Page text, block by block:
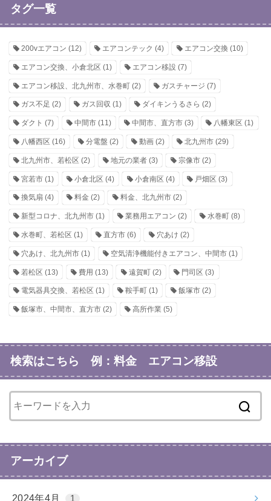
タグ一覧
200vエアコン (12) エアコンテック (4) エアコン交換 (10)
エアコン交換、小倉北区 (1) エアコン移設 (7)
エアコン移設、北九州市、水巻町 (2) ガスチャージ (7)
ガス不足 (2) ガス回収 (1) ダイキンうるさら (2)
ダクト (7) 中間市(11) 中間市、直方市(3) 八幡東区 (1)
八幡西区 (16) 分電盤 (2) 動画(2) 北九州市 (29)
北九州市、若松区 (2) 地元の業者(3) 宗像市(2)
宮若市 (1) 小倉北区 (4) 小倉南区 (4) 戸畑区 (3)
換気扇 (4) 料金 (2) 料金、北九州市(2)
新型コロナ、北九州市 (1) 業務用エアコン (2) 水巻町(8)
水巻町、若松区 (1) 直方市(6) 穴あけ (2)
穴あけ、北九州市 (1) 空気清浄機能付きエアコン、中間市(1)
若松区 (13) 費用 (13) 遠賀町(2) 門司区 (3)
電気器具交換、若松区 (1) 鞍手町(1) 飯塚市(2)
飯塚市、中間市、直方市 (2) 高所作業(5)
検索はこちら 例：料金 エアコン移設
アーカイブ
2024年4月 1